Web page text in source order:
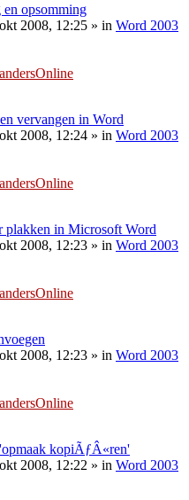
opsomming
2008, 12:25 » in Word 2003
vervangen in Word
2008, 12:24 » in Word 2003
plakken in Microsoft Word
2008, 12:23 » in Word 2003
2008, 12:23 » in Word 2003
kopiÃƒÂ«ren'
2008, 12:22 » in Word 2003